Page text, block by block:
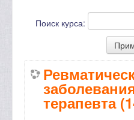
Поиск курса:
терапевта